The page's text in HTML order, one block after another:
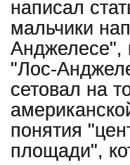
написал
мальчики
Анджелесе",
"Лос-
сетовал на
понятия
площади",